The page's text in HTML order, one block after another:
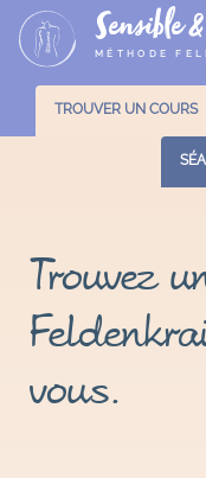
Sensible
MÉTHODE
TROUVER UN COURS
Trouvez
vous.